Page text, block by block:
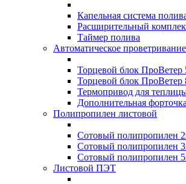
Капельная система
Расширительный
Таймер полива
Автоматическое
Торцевой блок ПроВетер
Торцевой блок ПроВетер
Термопривод для
Дополнительная
Полипропилен листовой
Сотовый полипропилен
Сотовый полипропилен
Сотовый полипропилен
Листовой ПЭТ